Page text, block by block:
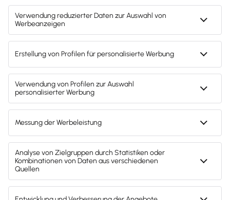
Brandheiße
News direkt in
dein Postfach
Möchtest du zukünftig
wichtige News zu
Gesetzesänderungen,
hilfreiche Praxis-Tipps und
Unternehmen erhalten?
Dann abonniere unseren
Newsletter.
Jetzt anmelden